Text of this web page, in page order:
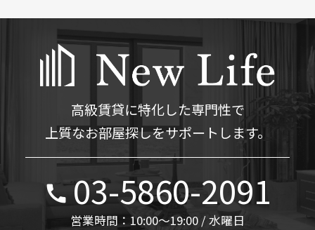
高級賃貸に特化した専門性で
上質なお部屋探しをサポートします。
03-5860-2091
営業時間：10:00～19:00 / 水曜日